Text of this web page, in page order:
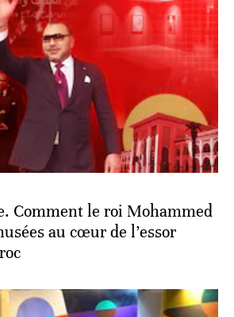
Comment le roi Mohammed
au cœur de l’essor